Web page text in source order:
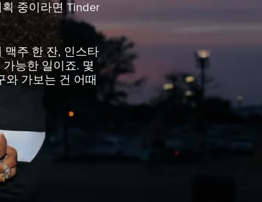
중이라면 Tinder
맥주 한 잔, 인스타
능한 일이죠. 몇
와 가보는 건 어때